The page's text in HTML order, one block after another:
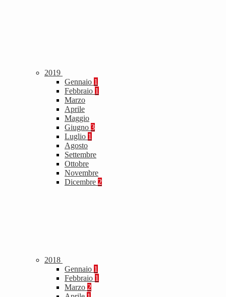
2019
Gennaio 1
Febbraio 1
Marzo
Aprile
Maggio
Giugno 3
Luglio 1
Agosto
Settembre
Ottobre
Novembre
Dicembre 2
2018
Gennaio 1
Febbraio 1
Marzo 2